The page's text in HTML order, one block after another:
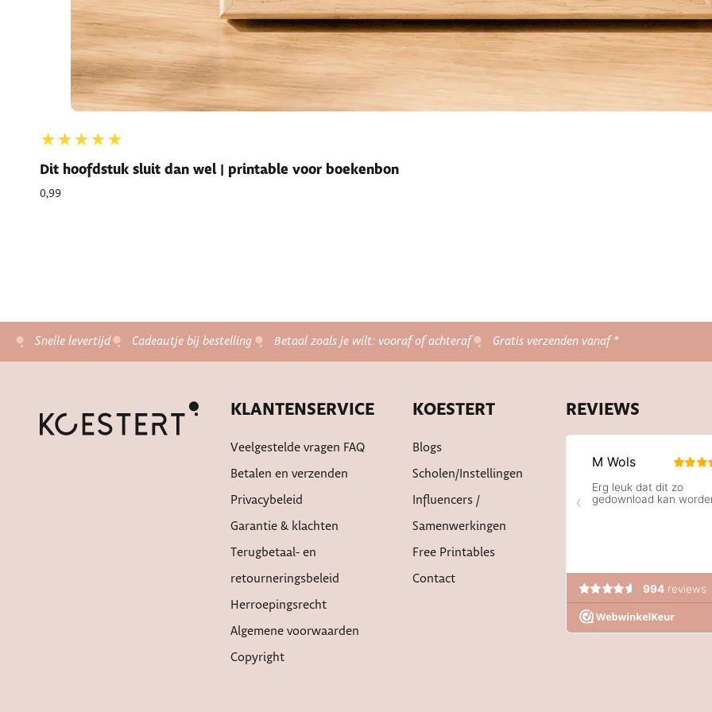
★★★★★
Dit hoofdstuk sluit dan wel | printable voor boekenbon
0,99
Snelle levertijd Cadeautje bij bestelling Betaal zoals je wilt: vooraf of achteraf Gratis verzenden vanaf *
KLANTENSERVICE
Veelgestelde vragen FAQ
Betalen en verzenden
Privacybeleid
Garantie & klachten
Terugbetaal- en
retourneringsbeleid
Herroepingsrecht
Algemene voorwaarden
Copyright
KOESTERT
Blogs
Scholen/instellingen
Influencers /
Samenwerkingen
Free Printables
Contact
REVIEWS